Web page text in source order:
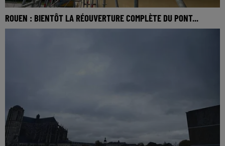
ROUEN : BIENTÔT LA RÉOUVERTURE COMPLÈTE DU PONT...